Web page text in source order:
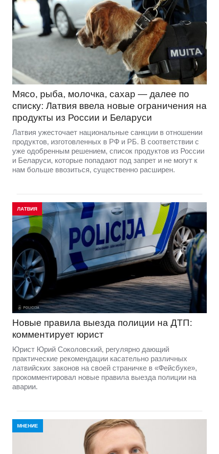
Мясо, рыба, молочка, сахар — далее по
списку: Латвия ввела новые ограничения на
продукты из России и Беларуси
Латвия ужесточает национальные санкции в отношении
продуктов, изготовленных в РФ и РБ. В соответствии с
уже одобренным решением, список продуктов из России
и Беларуси, которые попадают под запрет и не могут к
нам больше ввозиться, существенно расширен.
ЛАТВИЯ
Новые правила выезда полиции на ДТП:
комментирует юрист
Юрист Юрий Соколовский, регулярно дающий
практические рекомендации касательно различных
латвийских законов на своей страничке в «Фейсбуке»,
прокомментировал новые правила выезда полиции на
аварии.
МНЕНИЕ